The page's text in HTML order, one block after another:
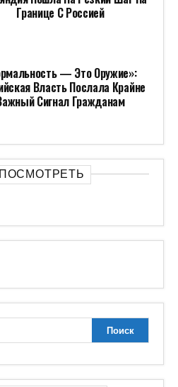
Границе С Россией
— Это Оружие»:
Власть Послала Крайне
Сигнал Гражданам